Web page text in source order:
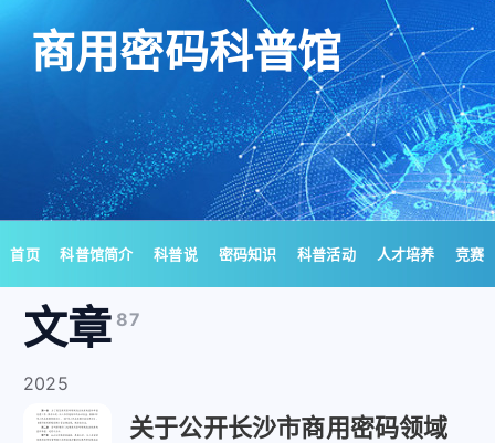
商用密码科普馆
首页 科普馆简介 科普说 密码知识 科普活动 人才培养 竞赛
文章 87
2025
关于公开长沙市商用密码领域